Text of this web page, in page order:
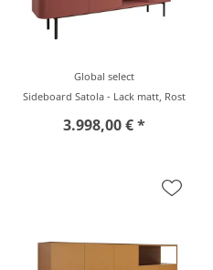
Global select
Sideboard Satola - Lack matt, Rost
3.998,00 € *